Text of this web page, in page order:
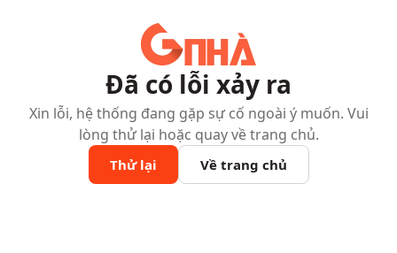
Đã có lỗi xảy ra
Xin lỗi, hệ thống đang gặp sự cố ngoài ý muốn. Vui
lòng thử lại hoặc quay về trang chủ.
Thử lại Về trang chủ